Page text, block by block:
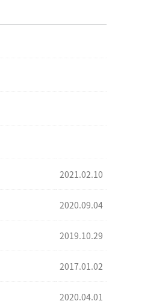
2021.02.10
2020.09.04
2019.10.29
2017.01.02
2020.04.01